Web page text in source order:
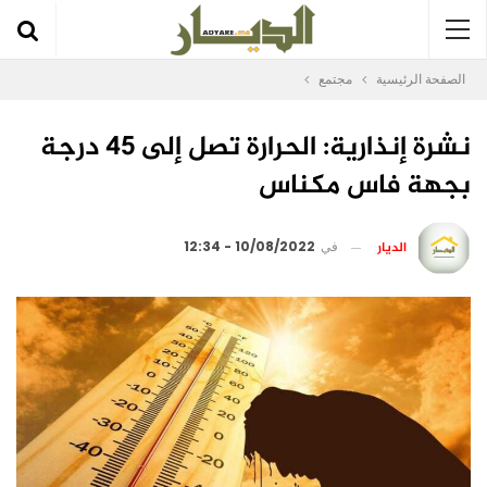
الصفحة الرئيسية مجتمع
نشرة إنذارية: الحرارة تصل إلى 45 درجة
بجهة فاس مكناس
الديار في 10/08/2022 - 12:34